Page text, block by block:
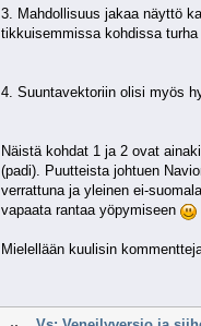
3. Mahdollisuus jakaa näyttö
tikkuisemmissa kohdissa
4. Suuntavektoriin olisi myös
Näistä kohdat 1 ja 2 ovat
(padi). Puutteista johtuen
verrattuna ja yleinen ei-
vapaata rantaa yöpymiseen
Mielellään kuulisin